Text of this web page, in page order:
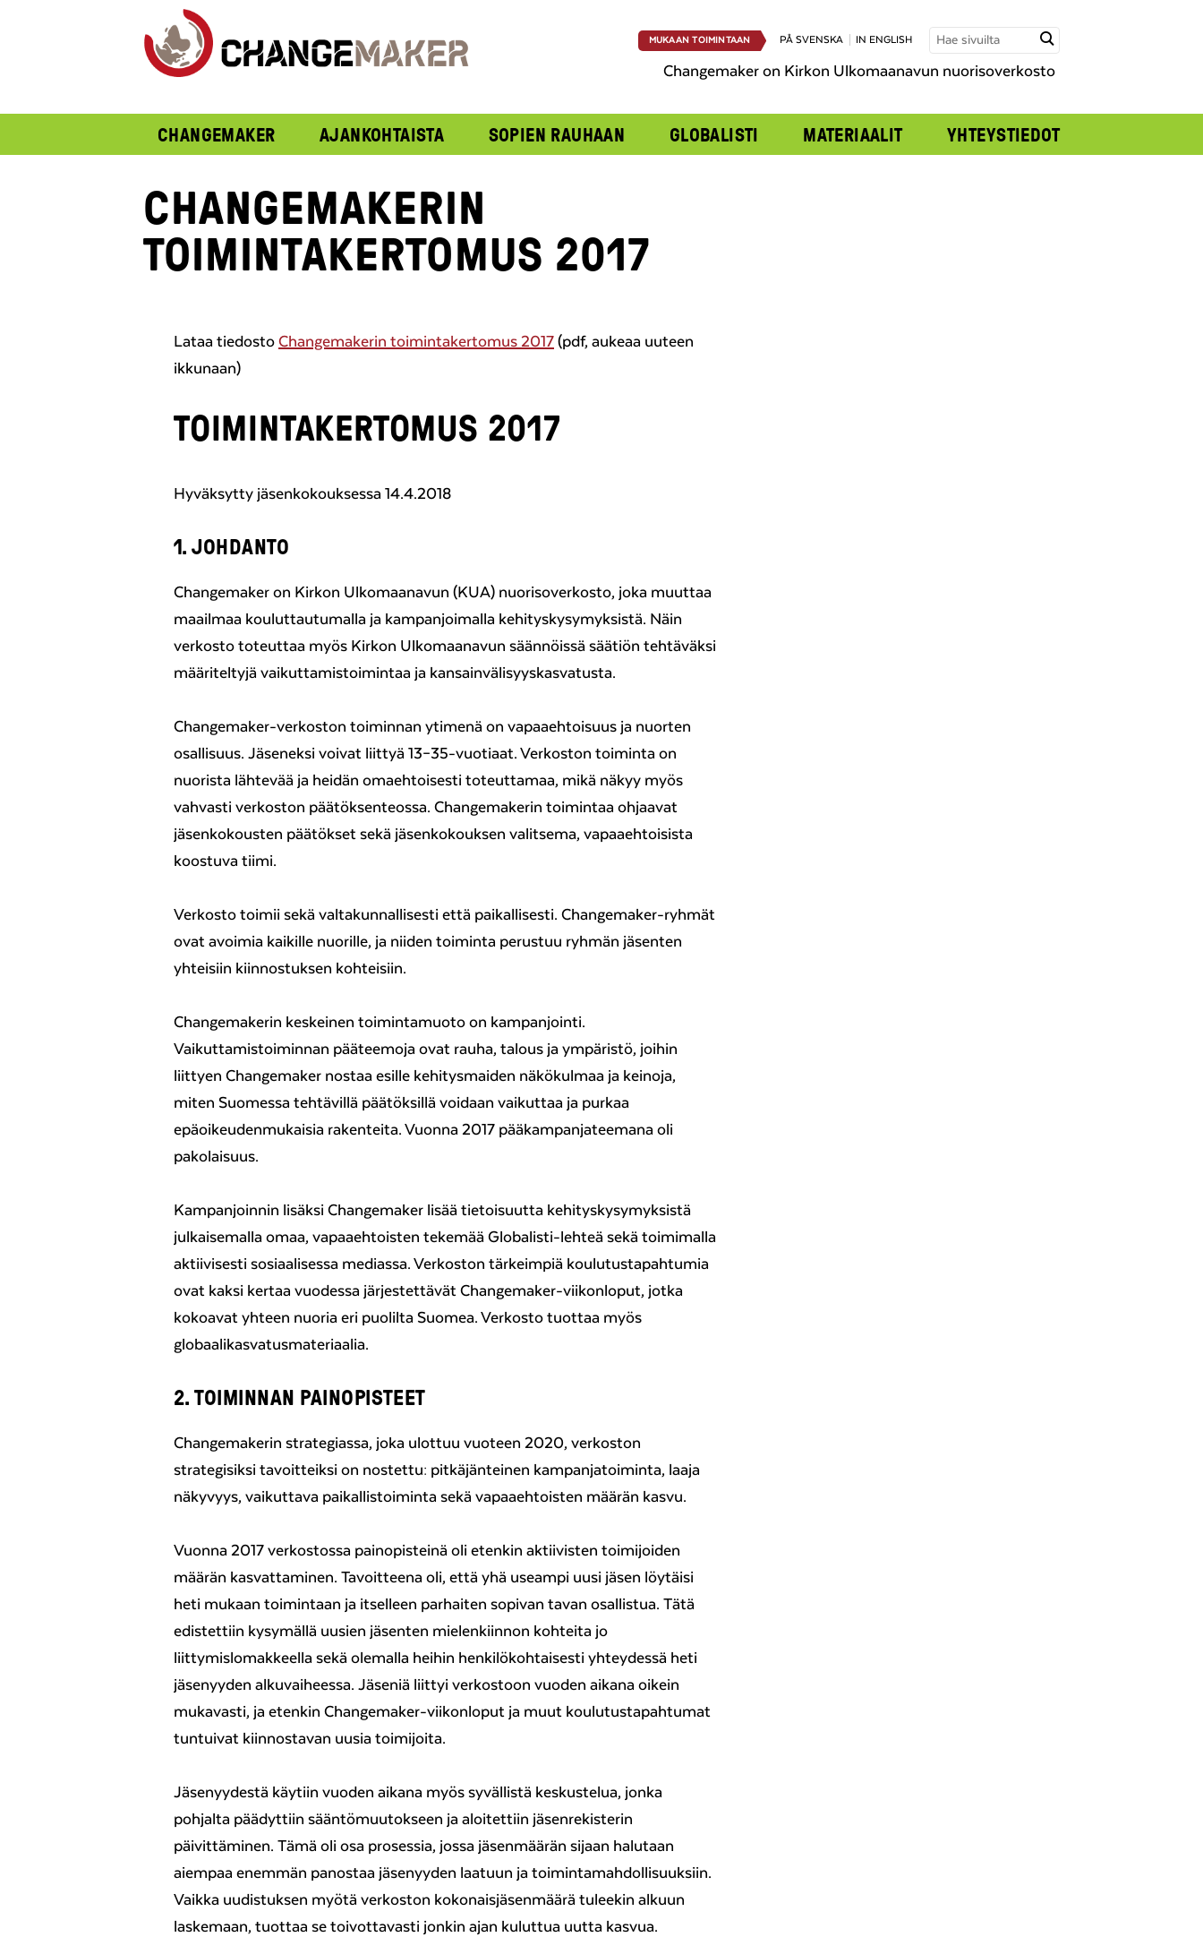
MUKAAN TOIMINTAAN PÅ SVENSKA IN ENGLISH
Changemaker on Kirkon Ulkomaanavun nuorisoverkosto
CHANGEMAKER AJANKOHTAISTA SOPIEN RAUHAAN GLOBALISTI MATERIAALIT YHTEYSTIEDOT
CHANGEMAKERIN
TOIMINTAKERTOMUS 2017
Lataa tiedosto Changemakerin toimintakertomus 2017 (pdf, aukeaa uuteen
ikkunaan)
TOIMINTAKERTOMUS 2017
Hyväksytty jäsenkokouksessa 14.4.2018
1. JOHDANTO
Changemaker on Kirkon Ulkomaanavun (KUA) nuorisoverkosto, joka muuttaa
maailmaa kouluttautumalla ja kampanjoimalla kehityskysymyksistä. Näin
verkosto toteuttaa myös Kirkon Ulkomaanavun säännöissä säätiön tehtäväksi
määriteltyjä vaikuttamistoimintaa ja kansainvälisyyskasvatusta.
Changemaker-verkoston toiminnan ytimenä on vapaaehtoisuus ja nuorten
osallisuus. Jäseneksi voivat liittyä 13–35-vuotiaat. Verkoston toiminta on
nuorista lähtevää ja heidän omaehtoisesti toteuttamaa, mikä näkyy myös
vahvasti verkoston päätöksenteossa. Changemakerin toimintaa ohjaavat
jäsenkokousten päätökset sekä jäsenkokouksen valitsema, vapaaehtoisista
koostuva tiimi.
Verkosto toimii sekä valtakunnallisesti että paikallisesti. Changemaker-ryhmät
ovat avoimia kaikille nuorille, ja niiden toiminta perustuu ryhmän jäsenten
yhteisiin kiinnostuksen kohteisiin.
Changemakerin keskeinen toimintamuoto on kampanjointi.
Vaikuttamistoiminnan pääteemoja ovat rauha, talous ja ympäristö, joihin
liittyen Changemaker nostaa esille kehitysmaiden näkökulmaa ja keinoja,
miten Suomessa tehtävillä päätöksillä voidaan vaikuttaa ja purkaa
epäoikeudenmukaisia rakenteita. Vuonna 2017 pääkampanjateemana oli
pakolaisuus.
Kampanjoinnin lisäksi Changemaker lisää tietoisuutta kehityskysymyksistä
julkaisemalla omaa, vapaaehtoisten tekemää Globalisti-lehteä sekä toimimalla
aktiivisesti sosiaalisessa mediassa. Verkoston tärkeimpiä koulutustapahtumia
ovat kaksi kertaa vuodessa järjestettävät Changemaker-viikonloput, jotka
kokoavat yhteen nuoria eri puolilta Suomea. Verkosto tuottaa myös
globaalikasvatusmateriaalia.
2. TOIMINNAN PAINOPISTEET
Changemakerin strategiassa, joka ulottuu vuoteen 2020, verkoston
strategisiksi tavoitteiksi on nostettu: pitkäjänteinen kampanjatoiminta, laaja
näkyvyys, vaikuttava paikallistoiminta sekä vapaaehtoisten määrän kasvu.
Vuonna 2017 verkostossa painopisteinä oli etenkin aktiivisten toimijoiden
määrän kasvattaminen. Tavoitteena oli, että yhä useampi uusi jäsen löytäisi
heti mukaan toimintaan ja itselleen parhaiten sopivan tavan osallistua. Tätä
edistettiin kysymällä uusien jäsenten mielenkiinnon kohteita jo
liittymislomakkeella sekä olemalla heihin henkilökohtaisesti yhteydessä heti
jäsenyyden alkuvaiheessa. Jäseniä liittyi verkostoon vuoden aikana oikein
mukavasti, ja etenkin Changemaker-viikonloput ja muut koulutustapahtumat
tuntuivat kiinnostavan uusia toimijoita.
Jäsenyydestä käytiin vuoden aikana myös syvällistä keskustelua, jonka
pohjalta päädyttiin sääntömuutokseen ja aloitettiin jäsenrekisterin
päivittäminen. Tämä oli osa prosessia, jossa jäsenmäärän sijaan halutaan
aiempaa enemmän panostaa jäsenyyden laatuun ja toimintamahdollisuuksiin.
Vaikka uudistuksen myötä verkoston kokonaisjäsenmäärä tuleekin alkuun
laskemaan, tuottaa se toivottavasti jonkin ajan kuluttua uutta kasvua.